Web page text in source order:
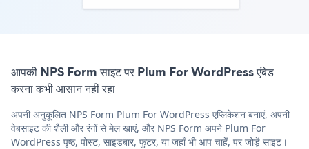
आपकी NPS Form साइट पर Plum For WordPress एंबेड
करना कभी आसान नहीं रहा
अपनी अनुकूलित NPS Form Plum For WordPress एप्लिकेशन बनाएं, अपनी
वेबसाइट की शैली और रंगों से मेल खाएं, और NPS Form अपने Plum For
WordPress पृष्ठ, पोस्ट, साइडबार, फुटर, या जहाँ भी आप चाहें, पर जोड़ें साइट।